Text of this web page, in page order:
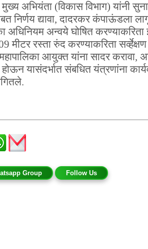
अभियंता (विकास विभाग) यांनी
निर्णय द्यावा, दादरकर कंपाऊंडला
अधिनियम अन्वये घोषित करण्याकरिता
मीटर रस्ता रुंद करण्याकरिता
आयुक्त यांना सादर करावा,
यासंदर्भात संबधित यंत्रणांना
Group Follow Us